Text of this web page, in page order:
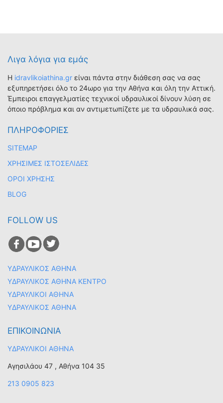
Λιγα λόγια για εμάς
Η idravlikoiathina.gr είναι πάντα στην διάθεση σας να σας
εξυπηρετήσει όλο το 24ωρο για την Αθήνα και όλη την Αττική.
Έμπειροι επαγγελματίες τεχνικοί υδραυλικοί δίνουν λύση σε
όποιο πρόβλημα και αν αντιμετωπίζετε με τα υδραυλικά σας.
ΠΛΗΡΟΦΟΡΙΕΣ
SITEMAP
ΧΡΗΣΙΜΕΣ ΙΣΤΟΣΕΛΙΔΕΣ
ΟΡΟΙ ΧΡΗΣΗΣ
BLOG
FOLLOW US
ΥΔΡΑΥΛΙΚΟΣ ΑΘΗΝΑ
ΥΔΡΑΥΛΙΚΟΣ ΑΘΗΝΑ ΚΕΝΤΡΟ
ΥΔΡΑΥΛΙΚΟΙ ΑΘΗΝΑ
ΥΔΡΑΥΛΙΚΟΣ ΑΘΗΝΑ
ΕΠΙΚΟΙΝΩΝΙΑ
ΥΔΡΑΥΛΙΚΟΙ ΑΘΗΝΑ
Αγησιλάου 47 , Αθήνα 104 35
213 0905 823